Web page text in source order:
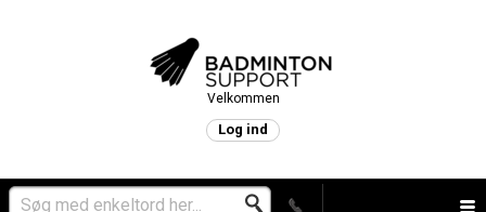
Velkommen
Log ind